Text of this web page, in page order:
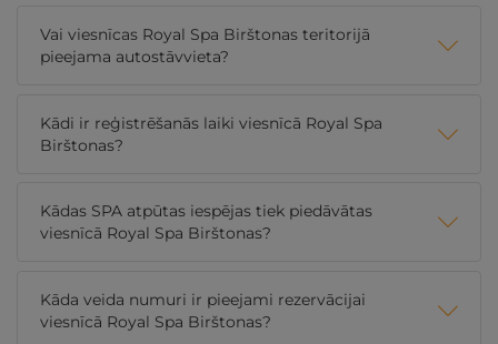
Vai viesnīcas Royal Spa Birštonas teritorijā
pieejama autostāvvieta?
Kādi ir reģistrēšanās laiki viesnīcā Royal Spa
Birštonas?
Kādas SPA atpūtas iespējas tiek piedāvātas
viesnīcā Royal Spa Birštonas?
Kāda veida numuri ir pieejami rezervācijai
viesnīcā Royal Spa Birštonas?